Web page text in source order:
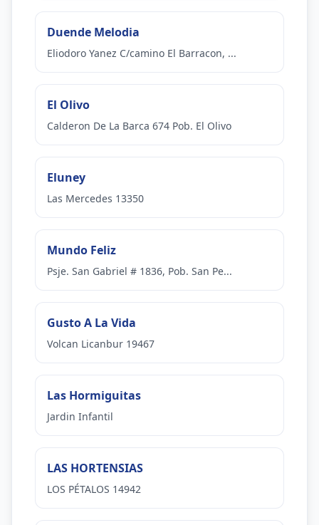
Duende Melodia
Eliodoro Yanez C/camino El Barracon, ...
El Olivo
Calderon De La Barca 674 Pob. El Olivo
Eluney
Las Mercedes 13350
Mundo Feliz
Psje. San Gabriel # 1836, Pob. San Pe...
Gusto A La Vida
Volcan Licanbur 19467
Las Hormiguitas
Jardin Infantil
LAS HORTENSIAS
LOS PÉTALOS 14942